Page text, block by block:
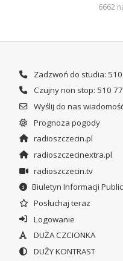
6662
Zadzwoń do studia:
Czujny non stop: 510
Wyślij do nas
Prognoza pogody
radioszczecin.pl
radioszczecinextra.pl
radioszczecin.tv
Biuletyn Informacji
Posłuchaj teraz
Logowanie
DUŻA CZCIONKA
DUŻY KONTRAST